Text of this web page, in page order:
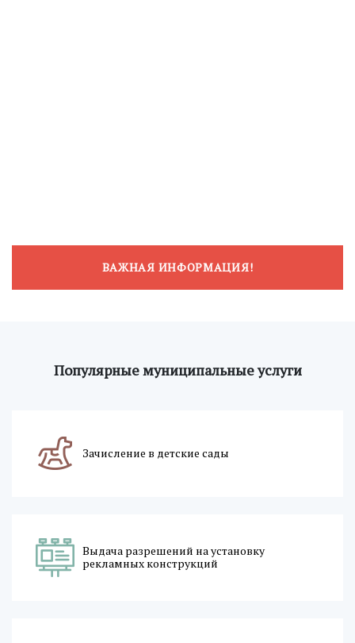
ВАЖНАЯ ИНФОРМАЦИЯ!
Популярные муниципальные услуги
Зачисление в детские сады
Выдача разрешений на установку
рекламных конструкций